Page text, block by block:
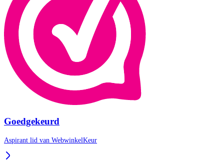
Goedgekeurd
Aspirant lid van WebwinkelKeur